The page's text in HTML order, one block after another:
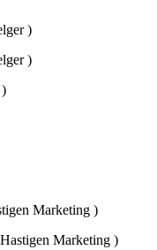
)
)
Marketing )
Marketing )